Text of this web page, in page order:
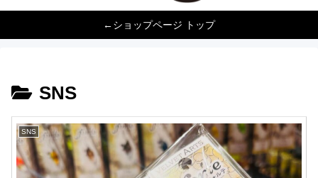
←ショップページ トップ
SNS
SNS